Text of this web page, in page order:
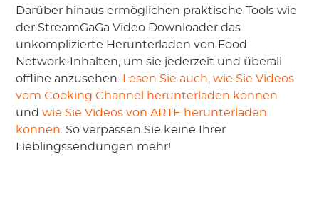
Darüber hinaus ermöglichen praktische Tools wie
der StreamGaGa Video Downloader das
unkomplizierte Herunterladen von Food
Network-Inhalten, um sie jederzeit und überall
offline anzusehen.
Lesen Sie auch, wie Sie Videos
vom Cooking Channel herunterladen können
undwie Sie Videos von ARTE herunterladen
können . So verpassen Sie keine Ihrer
Lieblingssendungen mehr!